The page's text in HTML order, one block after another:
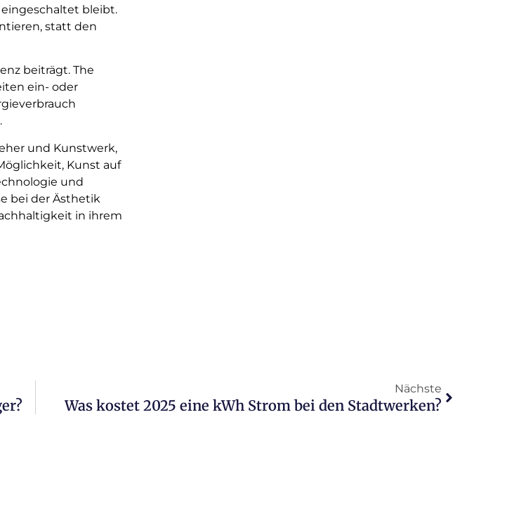
bleibt.
statt den
beiträgt. The
ein- oder
und Kunstwerk,
Kunst auf
und
bei der Ästhetik
in ihrem
Nächste
Was kostet 2025 eine kWh Strom bei den Stadtwerken?